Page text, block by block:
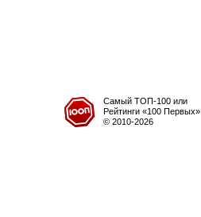
Самый ТОП-100 или
Рейтинги «100 Первых»
© 2010-2026